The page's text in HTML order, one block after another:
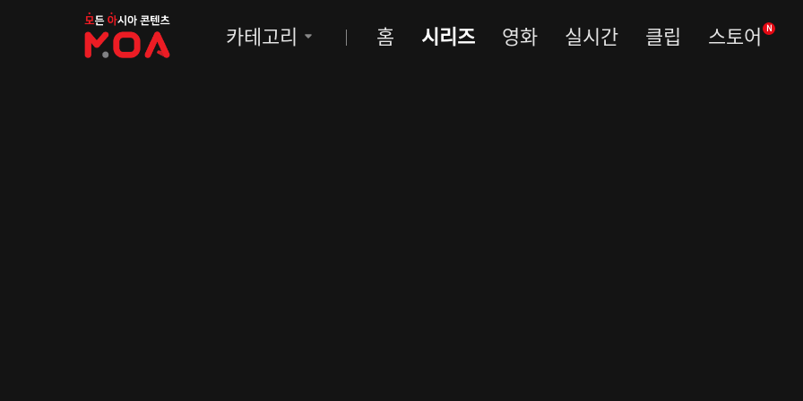
MOA
카테고리 홈 시리즈 영화 실시간 클립 스토어 N